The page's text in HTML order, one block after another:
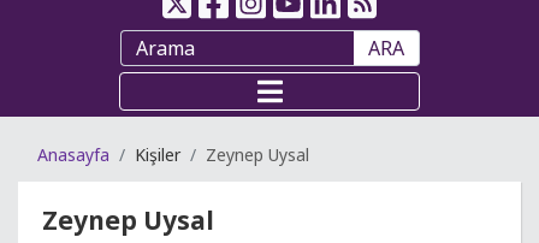
ARA
Anasayfa Kişiler Zeynep Uysal
Zeynep Uysal